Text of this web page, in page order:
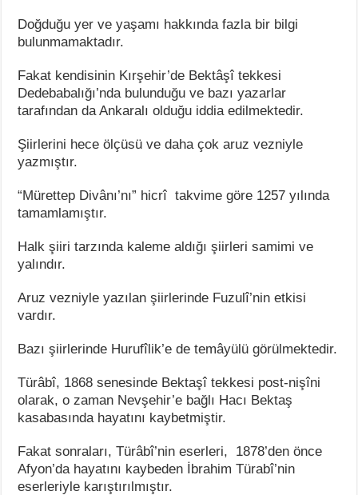
Doğduğu yer ve yaşamı hakkında fazla bir bilgi
bulunmamaktadır.
Fakat kendisinin Kırşehir’de Bektâşî tekkesi
Dedebabalığı’nda bulunduğu ve bazı yazarlar
tarafından da Ankaralı olduğu iddia edilmektedir.
Şiirlerini hece ölçüsü ve daha çok aruz vezniyle
yazmıştır.
“Mürettep Divânı’nı” hicrî takvime göre 1257 yılında
tamamlamıştır.
Halk şiiri tarzında kaleme aldığı şiirleri samimi ve
yalındır.
Aruz vezniyle yazılan şiirlerinde Fuzulî’nin etkisi
vardır.
Bazı şiirlerinde Hurufîlik’e de temâyülü görülmektedir.
Türâbî, 1868 senesinde Bektaşî tekkesi post-nişîni
olarak, o zaman Nevşehir’e bağlı Hacı Bektaş
kasabasında hayatını kaybetmiştir.
Fakat sonraları, Türâbî’nin eserleri, 1878’den önce
Afyon’da hayatını kaybeden İbrahim Türabî’nin
eserleriyle karıştırılmıştır.